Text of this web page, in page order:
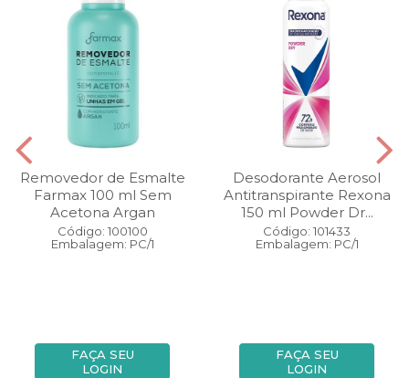
Removedor de Esmalte
Farmax 100 ml Sem
Acetona Argan
Código: 100100
Embalagem: PC/1
FAÇA SEU
LOGIN
Desodorante Aerosol
Antitranspirante Rexona
150 ml Powder Dr...
Código: 101433
Embalagem: PC/1
FAÇA SEU
LOGIN